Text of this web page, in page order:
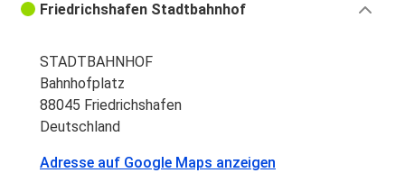
Friedrichshafen Stadtbahnhof
STADTBAHNHOF
Bahnhofplatz
88045 Friedrichshafen
Deutschland
Adresse auf Google Maps anzeigen